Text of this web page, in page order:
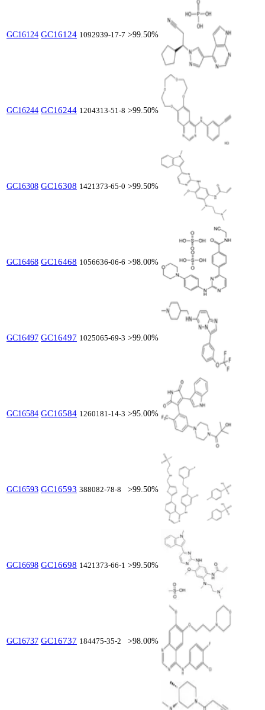
GC16124 GC16124 1092939-17-7 >99.50%
GC16244 GC16244 1204313-51-8 >99.50%
GC16308 GC16308 1421373-65-0 >99.50%
GC16468 GC16468 1056636-06-6 >98.00%
GC16497 GC16497 1025065-69-3 >99.00%
GC16584 GC16584 1260181-14-3 >95.00%
GC16593 GC16593 388082-78-8 >99.50%
GC16698 GC16698 1421373-66-1 >99.50%
GC16737 GC16737 184475-35-2 >98.00%